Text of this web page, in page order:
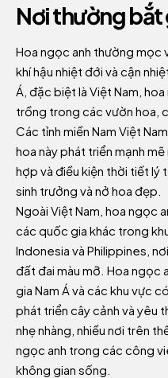
Nơi thường bắt
Hoa ngọc anh thường mọc
khí hậu nhiệt đới và cận
Á, đặc biệt là Việt Nam,
trồng trong các vườn hoa,
Các tỉnh miền Nam Việt
hoa này phát triển mạnh
hợp và điều kiện thời tiết lý
sinh trưởng và nở hoa đẹp.
Ngoài Việt Nam, hoa ngọc
các quốc gia khác trong khu
Indonesia và Philippines,
đất đai màu mỡ. Hoa ngọc
gia Nam Á và các khu vực
phát triển cây cảnh và yêu
nhẹ nhàng, nhiều nơi trên
ngọc anh trong các công
không gian sống.